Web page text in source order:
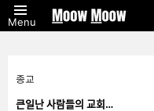
Menu
종교
큰일난 사람들의 교회…